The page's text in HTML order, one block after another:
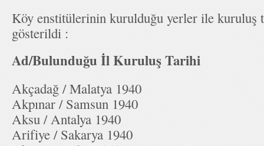
Köy enstitülerinin kurulduğu yerler ile kuruluş
gösterildi :
Ad/Bulunduğu İl Kuruluş Tarihi
Akçadağ / Malatya 1940
Akpınar / Samsun 1940
Aksu / Antalya 1940
Arifiye / Sakarya 1940